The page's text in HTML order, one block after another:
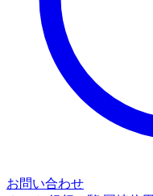
お問い合わせ